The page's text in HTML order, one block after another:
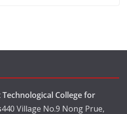
College for
440 Village No.9 Nong Prue,